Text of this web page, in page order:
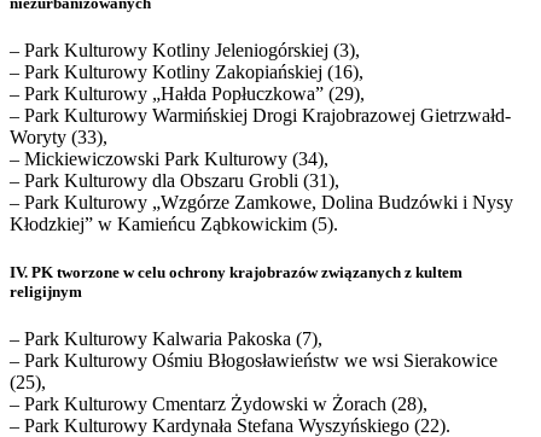
– Park Kulturowy Kotliny Jeleniogórskiej (3),
– Park Kulturowy Kotliny Zakopiańskiej (16),
– Park Kulturowy „Hałda Popłuczkowa” (29),
– Park Kulturowy Warmińskiej Drogi Krajobrazowej Gietrzwałd-
Woryty (33),
– Mickiewiczowski Park Kulturowy (34),
– Park Kulturowy dla Obszaru Grobli (31),
– Park Kulturowy „Wzgórze Zamkowe, Dolina Budzówki i Nysy
Kłodzkiej” w Kamieńcu Ząbkowickim (5).
IV. PK tworzone w celu ochrony krajobrazów związanych z kultem
religijnym
– Park Kulturowy Kalwaria Pakoska (7),
– Park Kulturowy Ośmiu Błogosławieństw we wsi Sierakowice
(25),
– Park Kulturowy Cmentarz Żydowski w Żorach (28),
– Park Kulturowy Kardynała Stefana Wyszyńskiego (22).